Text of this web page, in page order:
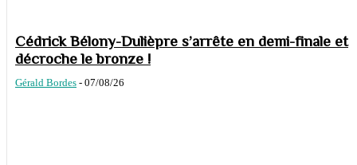
Cédrick Bélony-Dulièpre s’arrête en demi-finale et
décroche le bronze !
Gérald Bordes - 07/08/26